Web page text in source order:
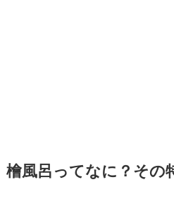
檜風呂ってなに？その